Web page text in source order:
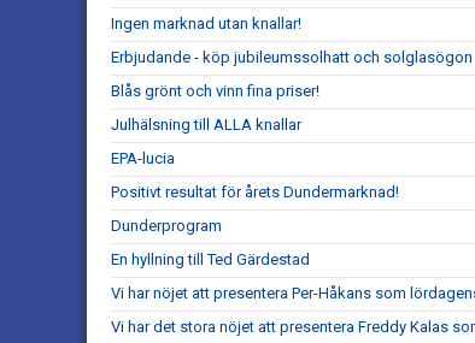
Ingen marknad utan knallar!
Erbjudande - köp jubileumssolhatt och solglasögon
Blås grönt och vinn fina priser!
Julhälsning till ALLA knallar
EPA-lucia
Positivt resultat för årets Dundermarknad!
Dunderprogram
En hyllning till Ted Gärdestad
Vi har nöjet att presentera Per-Håkans som
Vi har det stora nöjet att presentera Freddy Kalas